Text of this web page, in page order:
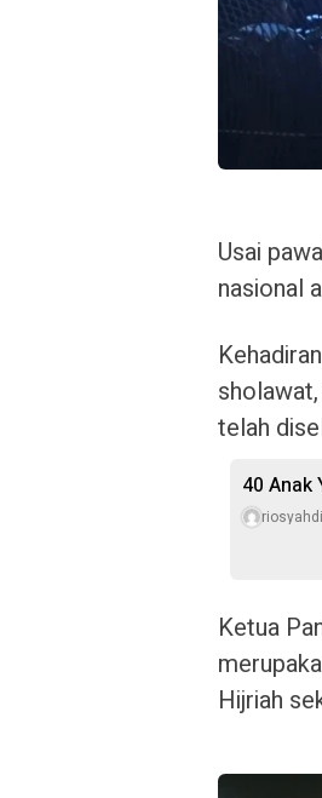
Usai
nasional
telah
40 Anak
Ketua
Hijriah